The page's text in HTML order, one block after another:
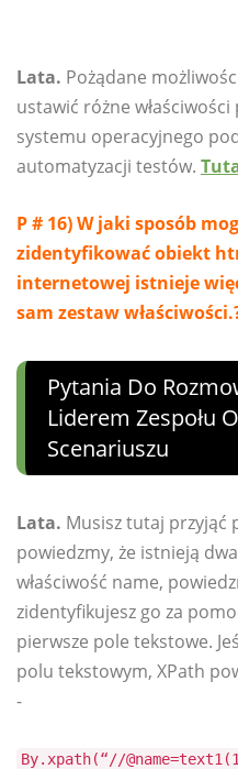
Lata. Pożądane
ustawić różne
systemu operacyjnego
automatyzacji testów.
P # 16) W jaki sposób
zidentyfikować obiekt
internetowej istnieje
sam zestaw
Pytania Do
Liderem Zespołu
Scenariuszu
Lata. Musisz tutaj przyjąć
powiedzmy, że istnieją
właściwość name,
zidentyfikujesz go za
pierwsze pole tekstowe.
polu tekstowym, XPath
-
By.xpath(“//